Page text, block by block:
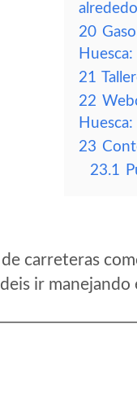
20
Huesca:
21
22
Huesca:
23
23.1
carreteras
ir manejando